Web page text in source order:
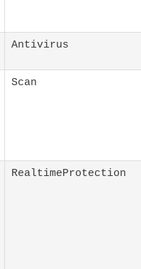
Antivirus
Scan
RealtimeProtection